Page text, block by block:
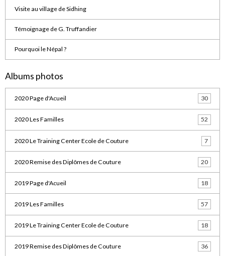
Visite au village de Sidhing
Témoignage de G. Truffandier
Pourquoi le Népal ?
Albums photos
2020 Page d'Acueil 30
2020 Les Familles 52
2020 Le Training Center Ecole de Couture 7
2020 Remise des Diplômes de Couture 20
2019 Page d'Acueil 18
2019 Les Familles 57
2019 Le Training Center Ecole de Couture 18
2019 Remise des Diplômes de Couture 36